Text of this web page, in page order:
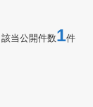
該当公開件数1件